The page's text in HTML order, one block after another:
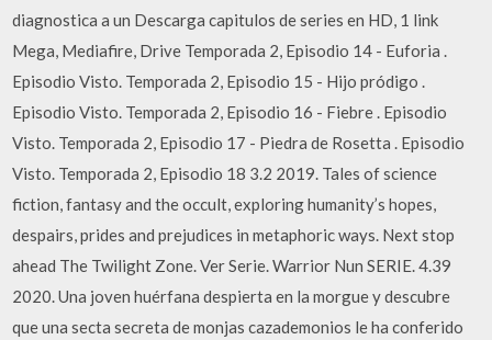
diagnostica a un Descarga capitulos de series en HD, 1 link
Mega, Mediafire, Drive Temporada 2, Episodio 14 - Euforia .
Episodio Visto. Temporada 2, Episodio 15 - Hijo pródigo .
Episodio Visto. Temporada 2, Episodio 16 - Fiebre . Episodio
Visto. Temporada 2, Episodio 17 - Piedra de Rosetta . Episodio
Visto. Temporada 2, Episodio 18 3.2 2019. Tales of science
fiction, fantasy and the occult, exploring humanity’s hopes,
despairs, prides and prejudices in metaphoric ways. Next stop
ahead The Twilight Zone. Ver Serie. Warrior Nun SERIE. 4.39
2020. Una joven huérfana despierta en la morgue y descubre
que una secta secreta de monjas cazademonios le ha conferido